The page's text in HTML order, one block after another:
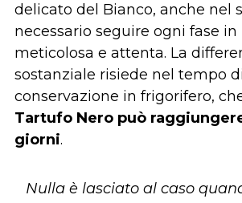
delicato del Bianco, anche nel
necessario seguire ogni fase in
meticolosa e attenta. La
sostanziale risiede nel tempo di
conservazione in frigorifero,
Tartufo Nero può
giorni.
Nulla è lasciato al caso